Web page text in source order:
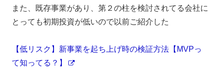
また、既存事業があり、第２の柱を検討されてる会社に
とっても初期投資が低いので以前ご紹介した
【低リスク】新事業を起ち上げ時の検証方法【MVPっ
て知ってる？】